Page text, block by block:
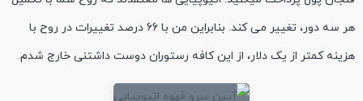
هر سه دور، تغییر می کند. بنابراین من با 66 درصد تغییرات در روح با
هزینه کمتر از یک دلار، از این کافه رستوران دوست داشتنی خارج شدم.